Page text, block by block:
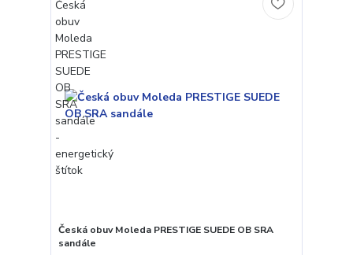
Česká obuv Moleda PRESTIGE SUEDE OB SRA
sandále